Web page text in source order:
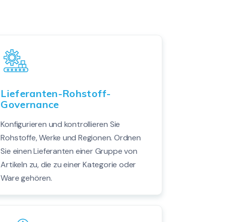
Lieferanten-Rohstoff-
Governance
Konfigurieren und kontrollieren Sie
Rohstoffe, Werke und Regionen. Ordnen
Sie einen Lieferanten einer Gruppe von
Artikeln zu, die zu einer Kategorie oder
Ware gehören.